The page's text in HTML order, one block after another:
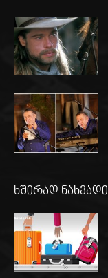
ხშირად ნახვადი